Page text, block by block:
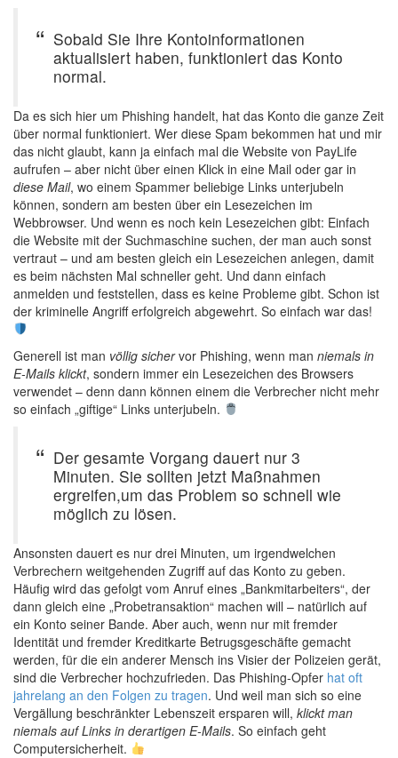
Sobald Sie Ihre Kontoinformationen
aktualisiert haben, funktioniert das Konto
normal.
Da es sich hier um Phishing handelt, hat das Konto die ganze Zeit
über normal funktioniert. Wer diese Spam bekommen hat und mir
das nicht glaubt, kann ja einfach mal die Website von PayLife
aufrufen – aber nicht über einen Klick in eine Mail oder gar in
diese Mail, wo einem Spammer beliebige Links unterjubeln
können, sondern am besten über ein Lesezeichen im
Webbrowser. Und wenn es noch kein Lesezeichen gibt: Einfach
die Website mit der Suchmaschine suchen, der man auch sonst
vertraut – und am besten gleich ein Lesezeichen anlegen, damit
es beim nächsten Mal schneller geht. Und dann einfach
anmelden und feststellen, dass es keine Probleme gibt. Schon ist
der kriminelle Angriff erfolgreich abgewehrt. So einfach war das!
Generell ist man völlig sichervor Phishing, wenn man niemals in
E-Mails klickt, sondern immer ein Lesezeichen des Browsers
verwendet – denn dann können einem die Verbrecher nicht mehr
so einfach „giftige“ Links unterjubeln.
Der gesamte Vorgang dauert nur 3
Minuten. Sie sollten jetzt Maßnahmen
ergreifen,um das Problem so schnell wie
möglich zu lösen.
Ansonsten dauert es nur drei Minuten, um irgendwelchen
Verbrechern weitgehenden Zugriff auf das Konto zu geben.
Häufig wird das gefolgt vom Anruf eines „Bankmitarbeiters“, der
dann gleich eine „Probetransaktion“ machen will – natürlich auf
ein Konto seiner Bande. Aber auch, wenn nur mit fremder
Identität und fremder Kreditkarte Betrugsgeschäfte gemacht
werden, für die ein anderer Mensch ins Visier der Polizeien gerät,
sind die Verbrecher hochzufrieden. Das Phishing-Opfer hat oft
jahrelang an den Folgen zu tragen. Und weil man sich so eine
Vergällung beschränkter Lebenszeit ersparen will, klickt man
niemals auf Links in derartigen E-Mails. So einfach geht
Computersicherheit.